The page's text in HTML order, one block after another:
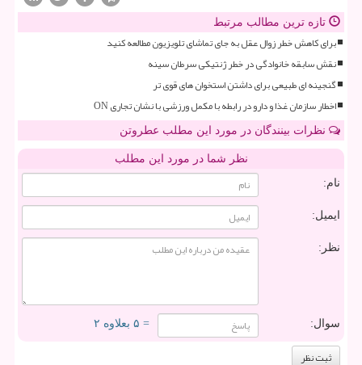
تازه ترین مطالب مرتبط
برای کاهش خطر زوال عقل به جای تماشای تلویزیون مطالعه کنید
نقش سابقه خانوادگی در خطر ژنتیکی سرطان سینه
گنجینه ای طبیعی برای داشتن استخوان های قوی تر
اخطار سازمان غذا و دارو در رابطه با مکمل ورزشی با نشان تجاری ON
نظرات بینندگان در مورد این مطلب عطروتن
نظر شما در مورد این مطلب
نام:
ایمیل:
نظر:
سوال: = ۵ بعلاوه ۲